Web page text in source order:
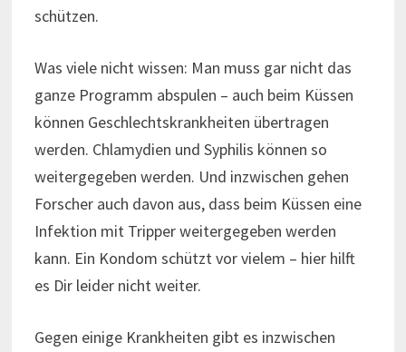
schützen.
Was viele nicht wissen: Man muss gar nicht das
ganze Programm abspulen – auch beim Küssen
können Geschlechtskrankheiten übertragen
werden. Chlamydien und Syphilis können so
weitergegeben werden. Und inzwischen gehen
Forscher auch davon aus, dass beim Küssen eine
Infektion mit Tripper weitergegeben werden
kann. Ein Kondom schützt vor vielem – hier hilft
es Dir leider nicht weiter.
Gegen einige Krankheiten gibt es inzwischen